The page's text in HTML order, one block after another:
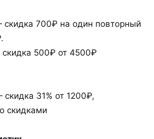
скидка 700₽ на один повторный
500₽ от 4500₽
скидка 31% от 1200₽,
скидками